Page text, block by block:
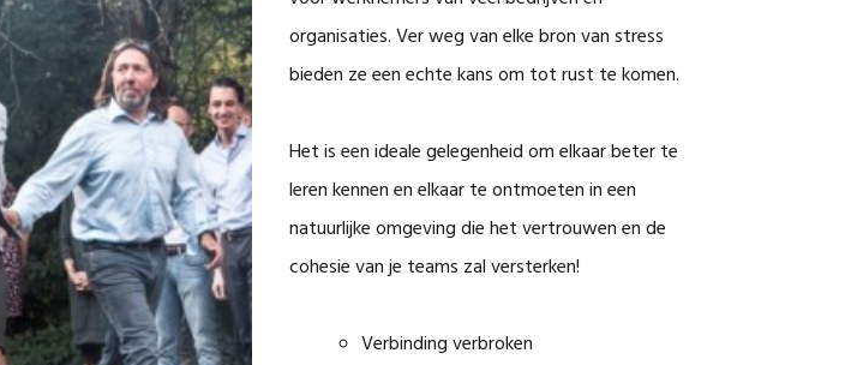
organisaties. Ver weg van elke bron van stress
bieden ze een echte kans om tot rust te komen.
Het is een ideale gelegenheid om elkaar beter te
leren kennen en elkaar te ontmoeten in een
natuurlijke omgeving die het vertrouwen en de
cohesie van je teams zal versterken!
Verbinding verbroken